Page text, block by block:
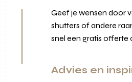
Geef je wensen door
shutters of andere
snel een gratis offerte
Advies en